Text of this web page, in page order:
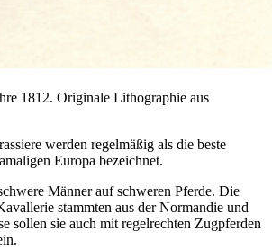
1812. Originale Lithographie aus
werden regelmäßig als die beste
Europa bezeichnet.
Männer auf schweren Pferde. Die
stammten aus der Normandie und
sollen sie auch mit regelrechten Zugpferden